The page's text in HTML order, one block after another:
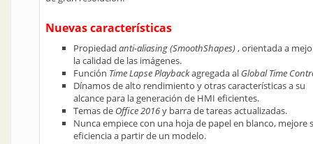
Nuevas características
Propiedad anti-aliasing (SmoothShapes), orientada a
la calidad de las imágenes.
Función Time Lapse Playbackagregada al Global Time
Dínamos de alto rendimiento y otras características a su
alcance para la generación de HMI eficientes.
Temas de Office 2016y barra de tareas actualizadas.
Nunca empiece con una hoja de papel en blanco, mejore
eficiencia a partir de un modelo.